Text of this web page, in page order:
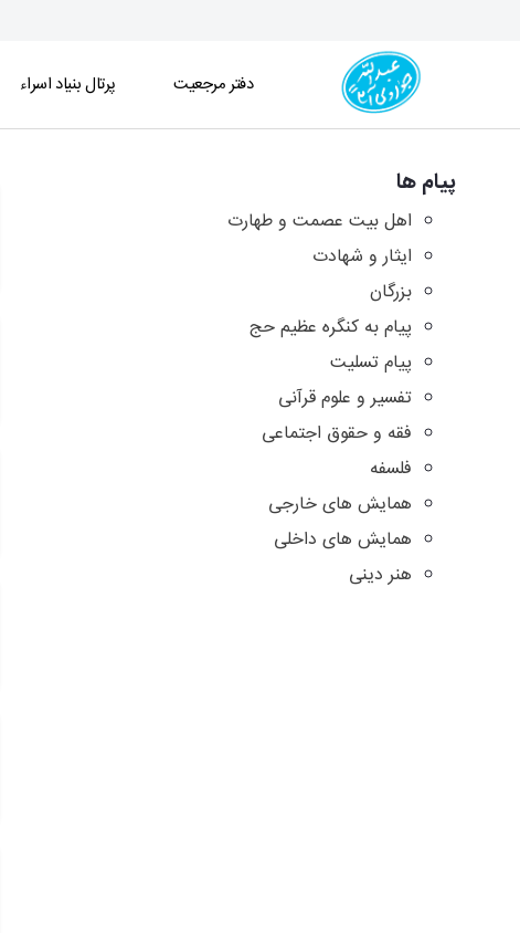
دفتر مرجعیت پرتال بنیاد اسراء
پیام ها
اهل بیت عصمت و طهارت
ایثار و شهادت
بزرگان
پیام به کنگره عظیم حج
پیام تسلیت
تفسیر و علوم قرآنی
فقه و حقوق اجتماعی
فلسفه
همایش های خارجی
همایش های داخلی
هنر دینی